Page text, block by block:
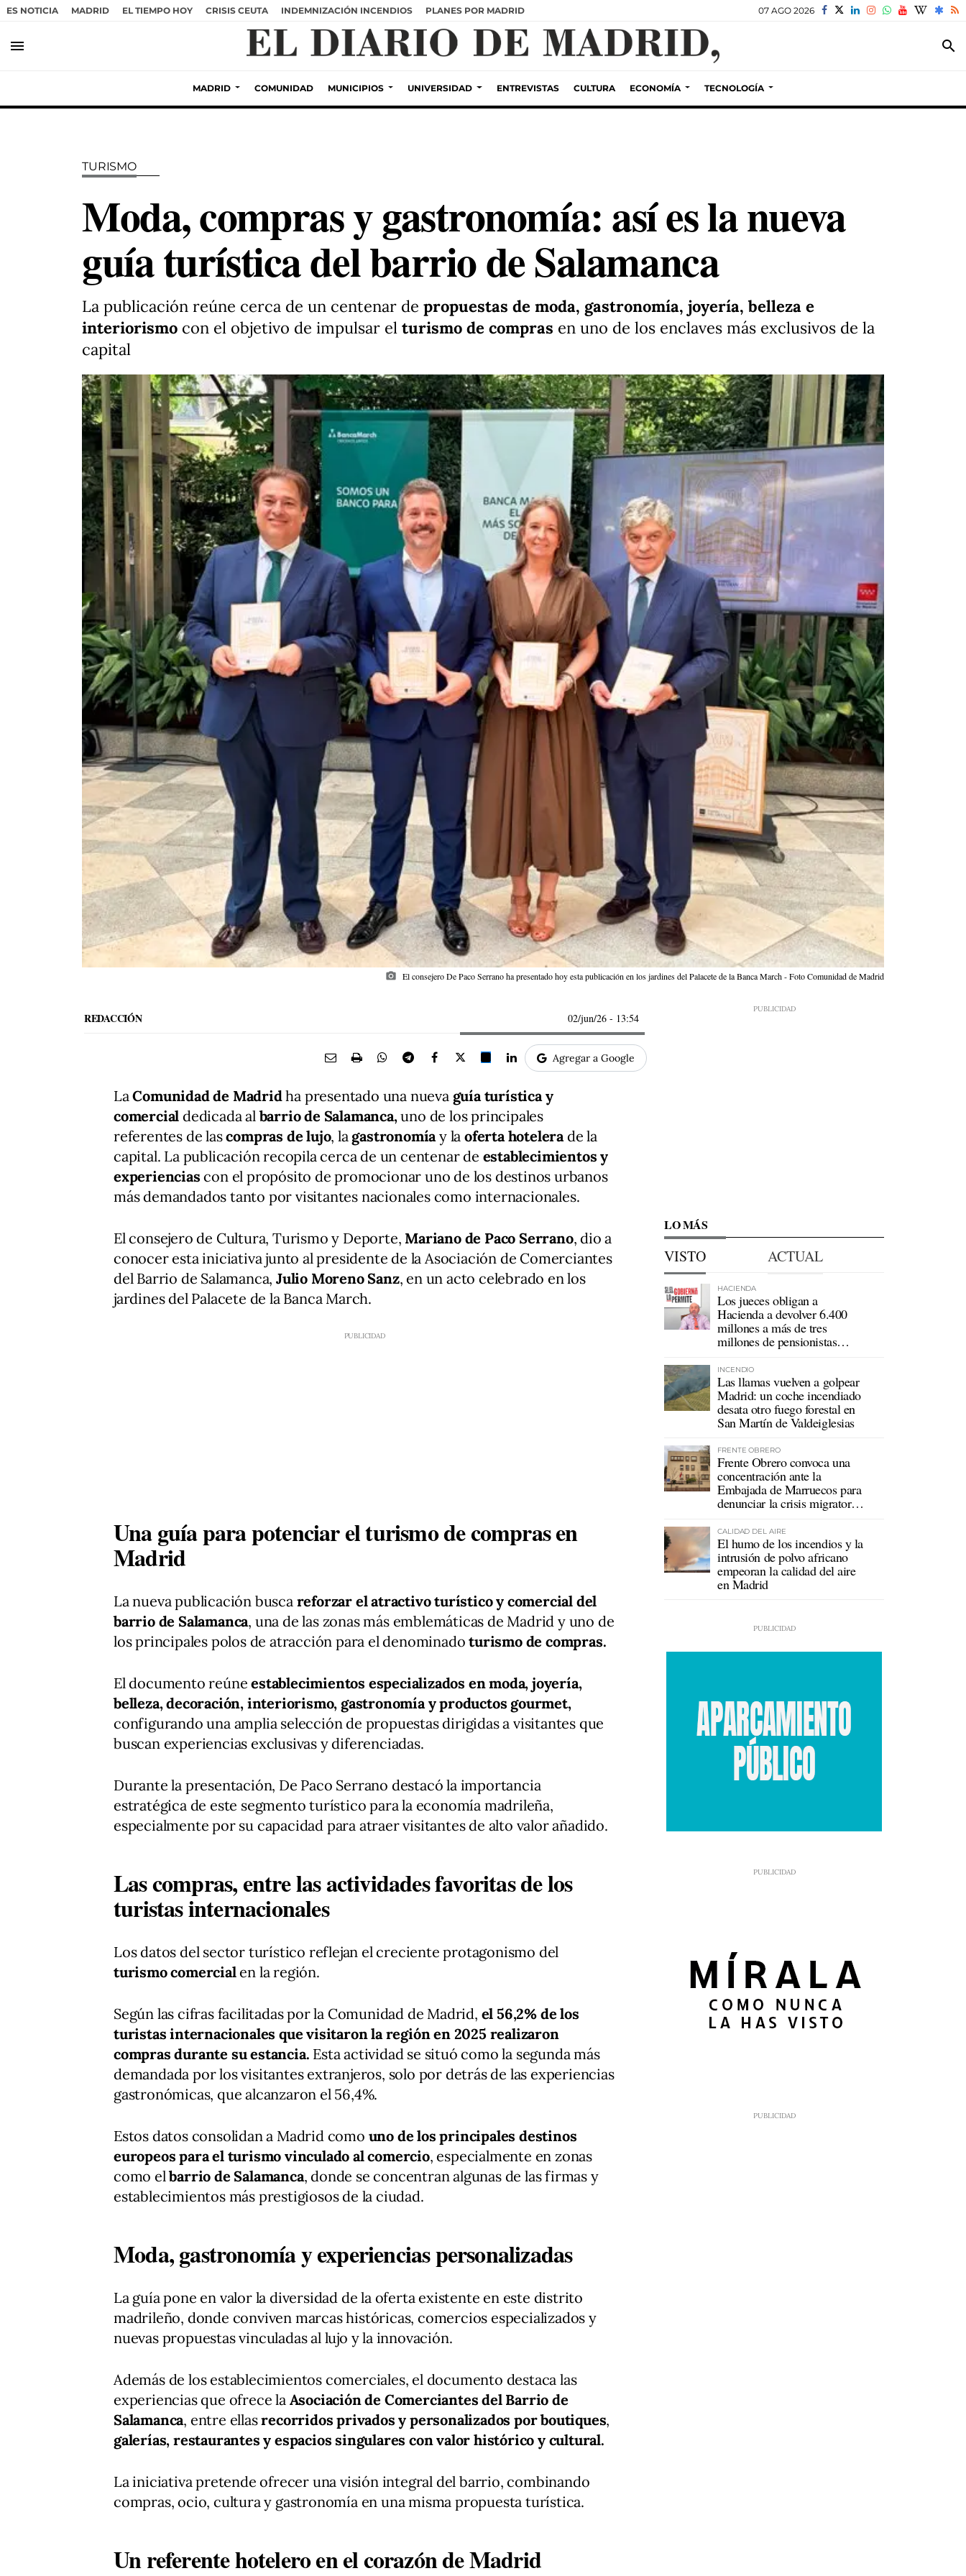
ES NOTICIA MADRID EL TIEMPO HOY CRISIS CEUTA INDEMNIZACIÓN INCENDIOS PLANES POR MADRID 07 AGO 2026
menu search
MADRID COMUNIDAD MUNICIPIOS UNIVERSIDAD ENTREVISTAS CULTURA ECONOMÍA TECNOLOGÍA
TURISMO
Moda, compras y gastronomía: así es la nueva
guía turística del barrio de Salamanca
La publicación reúne cerca de un centenar de propuestas de moda, gastronomía, joyería, belleza e
interiorismo con el objetivo de impulsar el turismo de compras en uno de los enclaves más exclusivos de la
capital
photo_camera El consejero De Paco Serrano ha presentado hoy esta publicación en los jardines del Palacete de la Banca March - Foto Comunidad de Madrid
REDACCIÓN 02/jun/26 - 13:54
Agregar a Google
LaComunidad de Madridha presentado una nueva guía turística y
comercial dedicada al barrio de Salamanca,uno de los principales
referentes de lascompras de lujo, la gastronomíay laoferta hotelerade la
capital. La publicación recopila cerca de un centenar de establecimientos y
experiencias con el propósito de promocionar uno de los destinos urbanos
más demandados tanto por visitantes nacionales como internacionales.
El consejero de Cultura, Turismo y Deporte, Mariano de Paco Serrano, dio a
conocer esta iniciativa junto al presidente de la Asociación de Comerciantes
del Barrio de Salamanca,Julio Moreno Sanz, en un acto celebrado en los
jardines del Palacete de la Banca March.
Una guía para potenciar el turismo de compras en
Madrid
La nueva publicación busca reforzar el atractivo turístico y comercial del
barrio de Salamanca, una de las zonas más emblemáticas de Madrid y uno de
los principales polos de atracción para el denominadoturismo de compras.
El documento reúne establecimientos especializados en moda, joyería,
belleza, decoración, interiorismo, gastronomía y productos gourmet,
configurando una amplia selección de propuestas dirigidas a visitantes que
buscan experiencias exclusivas y diferenciadas.
Durante la presentación, De Paco Serrano destacó la importancia
estratégica de este segmento turístico para la economía madrileña,
especialmente por su capacidad para atraer visitantes de alto valor añadido.
Las compras, entre las actividades favoritas de los
turistas internacionales
Los datos del sector turístico reflejan el creciente protagonismo del
turismo comercialen la región.
Según las cifras facilitadas por la Comunidad de Madrid, el 56,2% de los
turistas internacionales que visitaron la región en 2025 realizaron
compras durante su estancia. Esta actividad se situó como la segunda más
demandada por los visitantes extranjeros, solo por detrás de las experiencias
gastronómicas, que alcanzaron el 56,4%.
Estos datos consolidan a Madrid como uno de los principales destinos
europeos para el turismo vinculado al comercio, especialmente en zonas
como elbarrio de Salamanca, donde se concentran algunas de las firmas y
establecimientos más prestigiosos de la ciudad.
Moda, gastronomía y experiencias personalizadas
La guía pone en valor la diversidad de la oferta existente en este distrito
madrileño, donde conviven marcas históricas, comercios especializados y
nuevas propuestas vinculadas al lujo y la innovación.
Además de los establecimientos comerciales, el documento destaca las
experiencias que ofrece la Asociación de Comerciantes del Barrio de
Salamanca, entre ellasrecorridos privados y personalizados por boutiques,
galerías, restaurantes y espacios singulares con valor histórico y cultural.
La iniciativa pretende ofrecer una visión integral del barrio, combinando
compras, ocio, cultura y gastronomía en una misma propuesta turística.
Un referente hotelero en el corazón de Madrid
LO MÁS
VISTO ACTUAL
HACIENDA
Los jueces obligan a
Hacienda a devolver 6.400
millones a más de tres
millones de pensionistas
INCENDIO
Las llamas vuelven a golpear
Madrid: un coche incendiado
desata otro fuego forestal en
San Martín de Valdeiglesias
FRENTE OBRERO
Frente Obrero convoca una
concentración ante la
Embajada de Marruecos para
denunciar la crisis migratoria
CALIDAD DEL AIRE
El humo de los incendios y la
intrusión de polvo africano
empeoran la calidad del aire
en Madrid